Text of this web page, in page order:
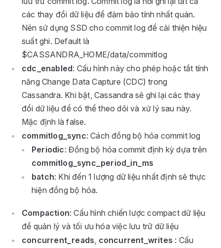
các thay đổi dữ liệu để đảm bảo tính nhất quán.
Nên sử dụng SSD cho commit log để cải thiện hiệu
suất ghi. Default là
$CASSANDRA_HOME/data/commitlog
cdc_enabled: Cấu hình này cho phép hoặc tắt tính
năng Change Data Capture (CDC) trong
Cassandra. Khi bật, Cassandra sẽ ghi lại các thay
đổi dữ liệu để có thể theo dõi và xử lý sau này.
Mặc định là false.
commitlog_sync: Cách đồng bộ hóa commit log
Periodic: Đồng bộ hóa commit định kỳ dựa trên
commitlog_sync_period_in_ms
batch: Khi đến 1 lượng dữ liệu nhất định sẽ thực
hiện đồng bộ hóa.
Compaction: Cấu hình chiến lược compact dữ liệu
để quản lý và tối ưu hóa việc lưu trữ dữ liệu
concurrent_reads, concurrent_writes : Cấu